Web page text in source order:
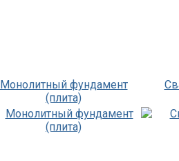
Монолитный фундамент
(плита)